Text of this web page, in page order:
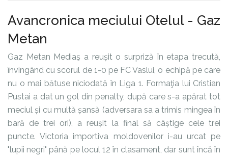
Avancronica meciului Otelul - Gaz
Metan
Gaz Metan Mediaş a reușit o surpriză în etapa trecută,
învingând cu scorul de 1-0 pe FC Vaslui, o echipă pe care
nu o mai bătuse niciodată în Liga 1. Formaţia lui Cristian
Pustai a dat un gol din penalty, după care s-a apărat tot
meciul și cu multă șansă (adversara sa a trimis mingea în
bară de trei ori), a reușit la final să câștige cele trei
puncte. Victoria importiva moldovenilor i-au urcat pe
"lupii negri" până pe locul 12 în clasament, dar sunt încă în